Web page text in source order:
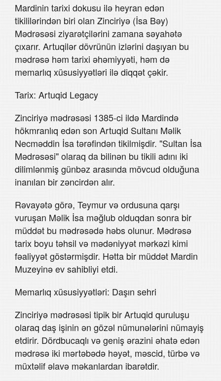
Mardinin tarixi dokusu ilə heyran edən
tikililərindən biri olan Zinciriyə (İsa Bəy)
Mədrəsəsi ziyarətçilərini zamana səyahətə
çıxarır. Artuqilər dövrünün izlərini daşıyan bu
mədrəsə həm tarixi əhəmiyyəti, həm də
memarlıq xüsusiyyətləri ilə diqqət çəkir.
Tarix: Artuqid Legacy
Zinciriyə mədrəsəsi 1385-ci ildə Mardində
hökmranlıq edən son Artuqid Sultanı Məlik
Necməddin İsa tərəfindən tikilmişdir. "Sultan İsa
Mədrəsəsi" olaraq da bilinən bu tikili adını iki
dilimlənmiş günbəz arasında mövcud olduğuna
inanılan bir zəncirdən alır.
Rəvayətə görə, Teymur və ordusuna qarşı
vuruşan Məlik İsa məğlub olduqdan sonra bir
müddət bu mədrəsədə həbs olunur. Mədrəsə
tarix boyu təhsil və mədəniyyət mərkəzi kimi
fəaliyyət göstərmişdir. Hətta bir müddət Mardin
Muzeyinə ev sahibliyi etdi.
Memarlıq xüsusiyyətləri: Daşın sehri
Zinciriyə mədrəsəsi tipik bir Artuqid quruluşu
olaraq daş işinin ən gözəl nümunələrini nümayiş
etdirir. Dördbucaqlı və geniş ərazini əhatə edən
mədrəsə iki mərtəbədə həyət, məscid, türbə və
müxtəlif əlavə məkanlardan ibarətdir.